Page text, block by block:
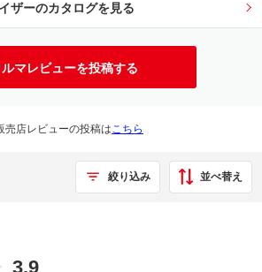
ザーのカタログを見る
ルマレビューを投稿する
店レビューの投稿はこちら
絞り込み 並べ替え
3.9